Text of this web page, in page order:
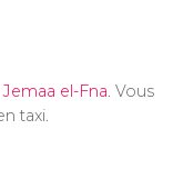
el-Fna. Vous
taxi.